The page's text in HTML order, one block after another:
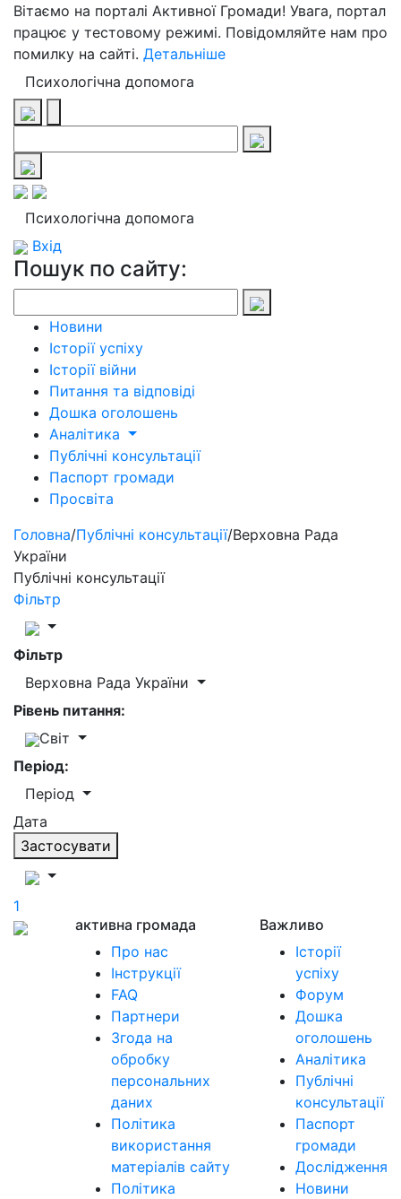
Вітаємо на порталі Активної Громади! Увага, портал
працює у тестовому режимі. Повідомляйте нам про
помилку на сайті. Детальніше
Психологічна допомога
Психологічна допомога
Вхід
Пошук по сайту:
Новини
Історії успіху
Історії війни
Питання та відповіді
Дошка оголошень
Аналітика
Публічні консультації
Паспорт громади
Просвіта
Головна/Публічні консультації/Верховна Рада
України
Публічні консультації
Фільтр
Фільтр
Верховна Рада України
Рівень питання:
Світ
Період:
Період
Дата
Застосувати
1
активна громада
Про нас
Інструкції
FAQ
Партнери
Згода на
обробку
персональних
даних
Політика
використання
матеріалів сайту
Політика
Важливо
Історії
успіху
Форум
Дошка
оголошень
Аналітика
Публічні
консультації
Паспорт
громади
Дослідження
Новини